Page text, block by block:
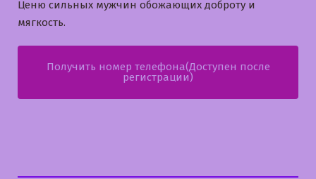
Ценю сильных мужчин обожающих доброту и
мягкость.
Получить номер телефона(Доступен после
регистрации)